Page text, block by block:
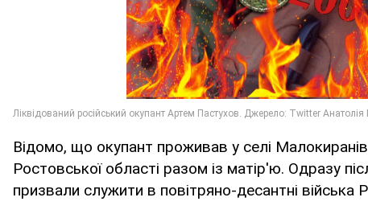
Відомо, що окупант проживав у селі
Ростовської області разом із матір'ю. Одразу
призвали служити в повітряно-десантні війська